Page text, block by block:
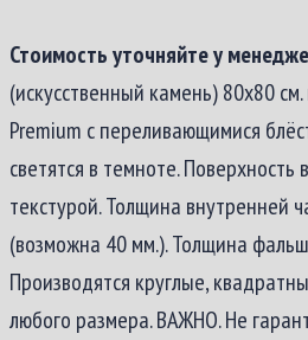
Стоимость уточняйте у
(искусственный камень) 80х80
Premium c переливающимися
светятся в темноте.
текстурой. Толщина внутренней
(возможна 40 мм.). Толщина
Производятся круглые,
любого размера. ВАЖНО. Не